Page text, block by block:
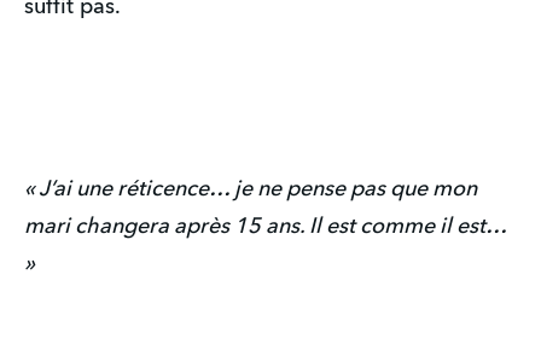
suffit pas.
« J’ai une réticence… je ne pense pas que mon
mari changera après 15 ans. Il est comme il est…
»